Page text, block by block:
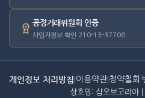
공정거래위원회 인증
사업자정보 확인 210-13-37706
개인정보 처리방침 이용약관 청약철회·
상호명: 샵오브코리아 |